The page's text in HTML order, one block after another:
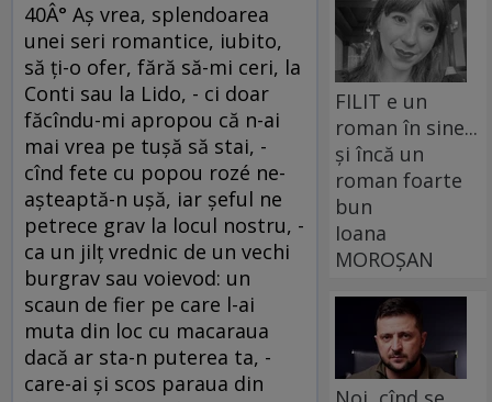
40Â° Aş vrea, splendoarea
unei seri romantice, iubito,
să ţi-o ofer, fără să-mi ceri, la
Conti sau la Lido, - ci doar
făcîndu-mi apropou că n-ai
mai vrea pe tuşă să stai, -
cînd fete cu popou rozé ne-
aşteaptă-n uşă, iar şeful ne
petrece grav la locul nostru, -
ca un jilţ vrednic de un vechi
burgrav sau voievod: un
scaun de fier pe care l-ai
muta din loc cu macaraua
dacă ar sta-n puterea ta, -
care-ai şi scos paraua din
FILIT e un
roman în sine...
și încă un
roman foarte
bun
Ioana
MOROȘAN